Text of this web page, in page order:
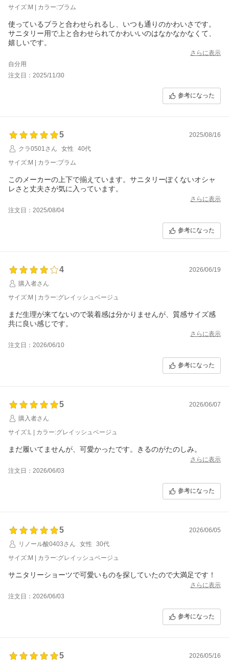
サイズ:M | カラー:プラム
使っているブラと合わせられるし、いつも通りのかわいさです。
サニタリー用で上と合わせられてかわいいのはなかなかなくて、
嬉しいです。
さらに表示
自分用
注文日：2025/11/30
参考になった
5
2025/08/16
クラ0501さん
女性
40代
サイズ:M | カラー:プラム
このメーカーの上下で揃えています。サニタリーぽくないオシャ
レさと丈夫さが気に入っています。
さらに表示
注文日：2025/08/04
参考になった
4
2026/06/19
購入者さん
サイズ:M | カラー:グレイッシュベージュ
まだ生理が来てないので装着感は分かりませんが、質感サイズ感
共に良い感じです。
さらに表示
注文日：2026/06/10
参考になった
5
2026/06/07
購入者さん
サイズ:L | カラー:グレイッシュベージュ
まだ履いてませんが、可愛かったです。きるのがたのしみ。
さらに表示
注文日：2026/06/03
参考になった
5
2026/06/05
リノール酸0403さん
女性
30代
サイズ:M | カラー:グレイッシュベージュ
サニタリーショーツで可愛いものを探していたので大満足です！
さらに表示
注文日：2026/06/03
参考になった
5
2026/05/16